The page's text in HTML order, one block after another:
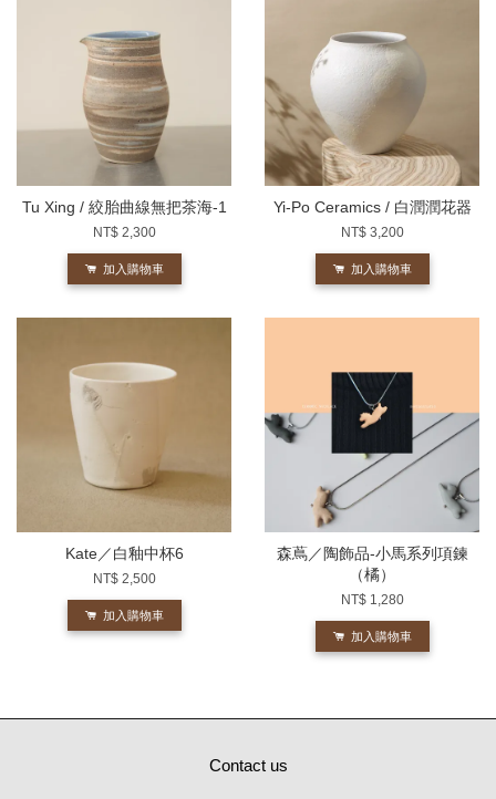
Tu Xing / 絞胎曲線無把茶海-1
NT$ 2,300
加入購物車
Yi-Po Ceramics / 白潤潤花器
NT$ 3,200
加入購物車
Kate／白釉中杯6
NT$ 2,500
加入購物車
森蔦／陶飾品-小馬系列項鍊
（橘）
NT$ 1,280
加入購物車
Contact us